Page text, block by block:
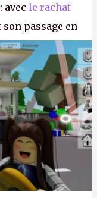
avec le rachat
passage en
plus
une